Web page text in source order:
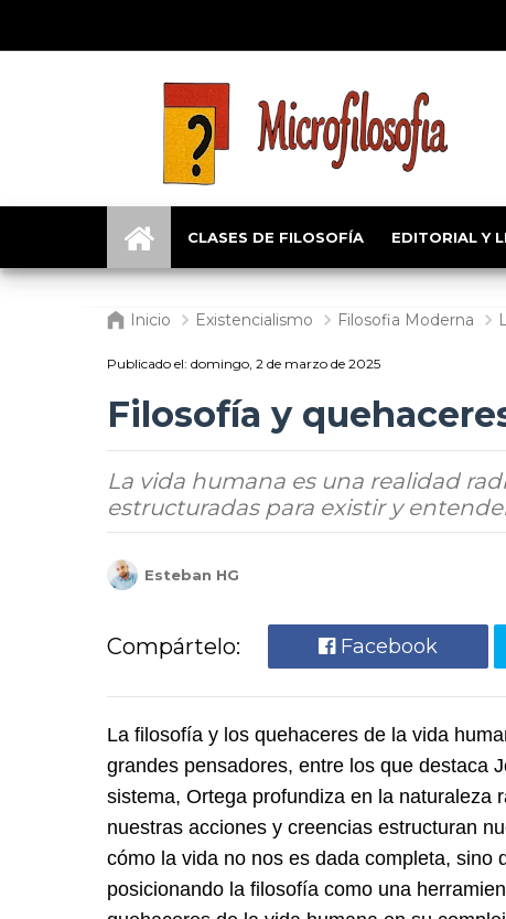
CLASES DE FILOSOFÍA EDITORIAL Y
Inicio Existencialismo Filosofia Moderna
Publicado el: domingo, 2 de marzo de 2025
Filosofía y
La vida humana es una realidad
estructuradas para existir y
Esteban HG
Compártelo: Facebook
La filosofía y los quehaceres de la vida
grandes pensadores, entre los que destaca
sistema, Ortega profundiza en la naturaleza
nuestras acciones y creencias estructuran
cómo la vida no nos es dada completa, sino
posicionando la filosofía como una